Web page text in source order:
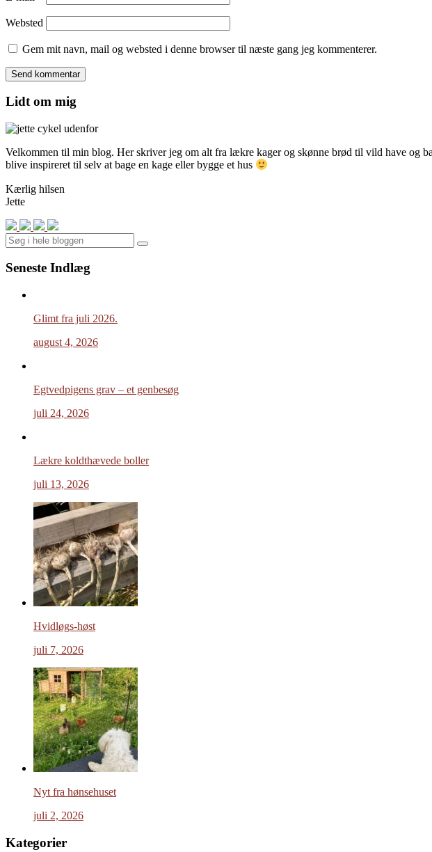
Websted
Gem mit navn, mail og websted i denne browser til næste gang jeg kommenterer.
Lidt om mig
Velkommen til min blog. Her skriver jeg om alt fra lækre kager og skønne brød til vild have og
blive inspireret til selv at bage en kage eller bygge et hus
Kærlig hilsen
Jette
Search
Seneste Indlæg
Glimt fra juli 2026.
august 4, 2026
Egtvedpigens grav – et genbesøg
juli 24, 2026
Lækre koldthævede boller
juli 13, 2026
Hvidløgs-høst
juli 7, 2026
Nyt fra hønsehuset
juli 2, 2026
Kategorier